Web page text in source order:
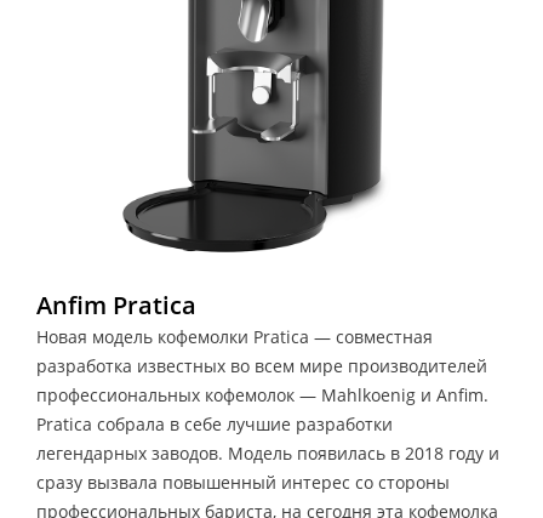
Anfim Pratica
Новая модель кофемолки Pratica — совместная
разработка известных во всем мире производителей
профессиональных кофемолок — Mahlkoenig и Anfim.
Pratica собрала в себе лучшие разработки
легендарных заводов. Модель появилась в 2018 году и
сразу вызвала повышенный интерес со стороны
профессиональных бариста, на сегодня эта кофемолка